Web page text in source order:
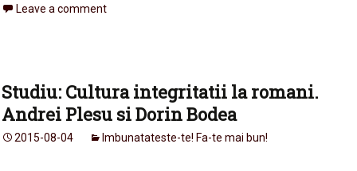
Leave a comment
Studiu: Cultura integritatii la romani.
Andrei Plesu si Dorin Bodea
2015-08-04 Imbunatateste-te! Fa-te mai bun!